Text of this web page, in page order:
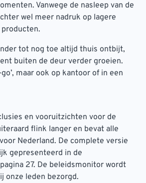
Vanwege de nasleep van de
wel meer nadruk op lagere
tot nog toe altijd thuis ontbijt,
buiten de deur verder groeien.
maar ook op kantoor of in een
en vooruitzichten voor de
flink langer en bevat alle
Nederland. De complete versie
gepresenteerd in de
27. De beleidsmonitor wordt
onze leden bezorgd.